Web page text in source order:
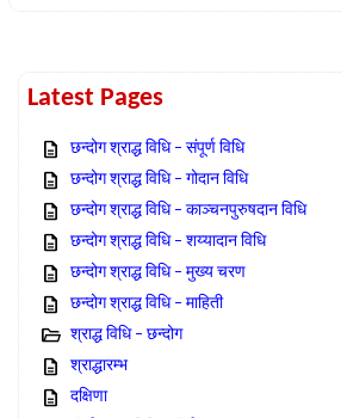
Latest Pages
छन्दोग श्राद्ध विधि – संपूर्ण विधि
छन्दोग श्राद्ध विधि – गोदान विधि
छन्दोग श्राद्ध विधि – काञ्चनपुरुषदान विधि
छन्दोग श्राद्ध विधि – शय्यादान विधि
छन्दोग श्राद्ध विधि – मुख्य चरण
छन्दोग श्राद्ध विधि – माहिती
श्राद्ध विधि – छन्दोग
श्राद्धारम्भ
दक्षिणा